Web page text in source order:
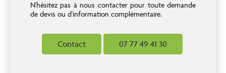
N'hésitez pas à nous contacter pour toute demande
de devis ou d'information complémentaire.
Contact 07 77 49 41 30